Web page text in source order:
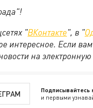
"ВКонтакте", в "
интересное. Если
на электронную
Подписывайтесь
и первыми